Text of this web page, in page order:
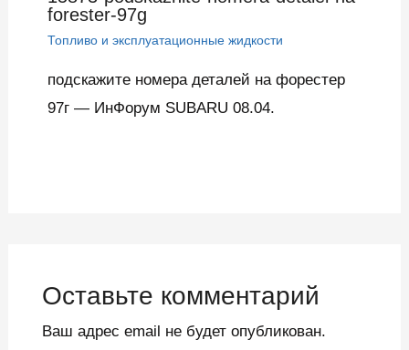
forester-97g
Топливо и эксплуатационные жидкости
подскажите номера деталей на форестер
97г — ИнФорум SUBARU 08.04.
Оставьте комментарий
Ваш адрес email не будет опубликован.